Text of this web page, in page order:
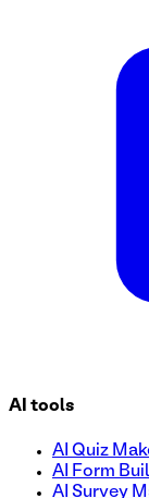
Besoin de
de décharge de
répondre à vos
AI tools
AI Quiz
AI Form
AI Survey